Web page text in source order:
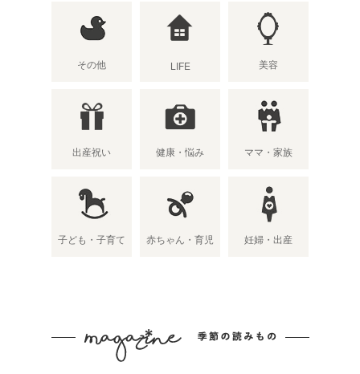
その他 LIFE 美容
出産祝い 健康・悩み ママ・家族
子ども・子育て 赤ちゃん・育児 妊婦・出産